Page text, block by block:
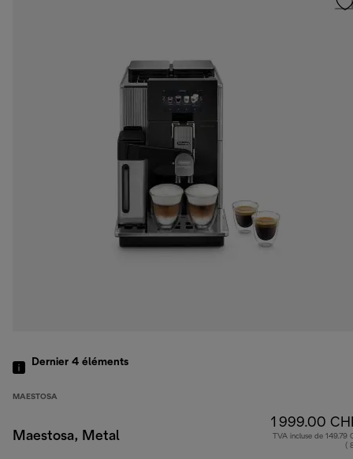
Dernier 4 éléments
MAESTOSA
Maestosa, Metal
1 999.00
TVA incluse de 149.79
(